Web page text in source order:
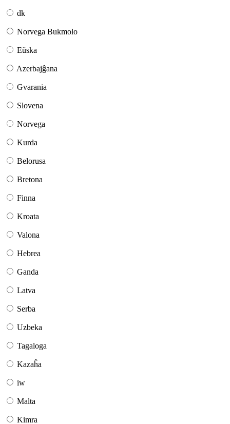
dk
Norvega Bukmolo
Eŭska
Azerbajĝana
Gvarania
Slovena
Norvega
Kurda
Belorusa
Bretona
Finna
Kroata
Valona
Hebrea
Ganda
Latva
Serba
Uzbeka
Tagaloga
Kazaĥa
iw
Malta
Kimra